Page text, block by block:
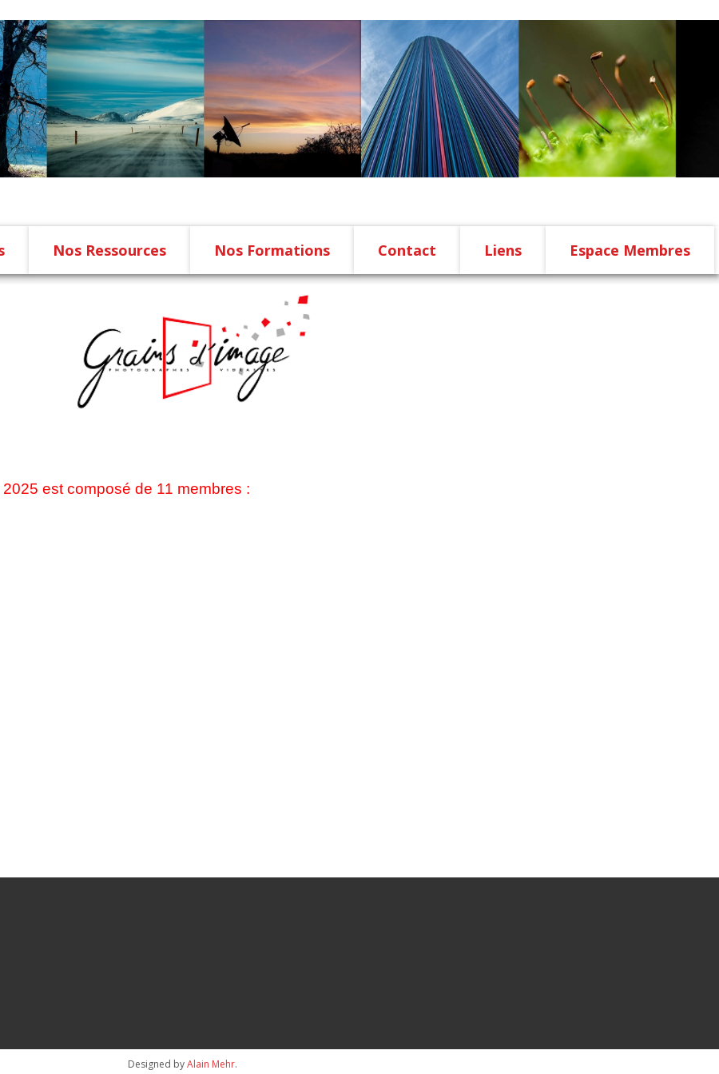
Nos Ressources Nos Formations Contact Liens Espace Membres
est composé de 11 membres :
Designed byAlain Mehr.